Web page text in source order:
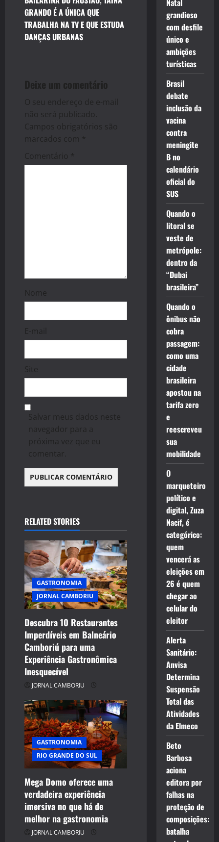
n
a
i
g
a
t
i
GRANDO É A ÚNICA QUE
TRABALHA NA TV E QUE ESTUDA
DANÇAS URBANAS
Deixe um comentário
O seu endereço de e-mail
não será publicado.
Campos obrigatórios são
marcados com *
Comentário *
Nome
E-mail
Site
Salvar meus dados neste
navegador para a
próxima vez que eu
comentar.
RELATED STORIES
GASTRONOMIA
JORNAL CAMBORIU
Descubra 10 Restaurantes
Imperdíveis em Balneário
Camboriú para uma
Experiência Gastronômica
Inesquecível
JORNAL CAMBORIU
GASTRONOMIA
RIO GRANDE DO SUL
Mega Domo oferece uma
verdadeira experiência
imersiva no que há de
melhor na gastronomia
JORNAL CAMBORIU
Natal
grandioso
com desfile
único e
ambições
turísticas
Brasil
debate
inclusão da
vacina
contra
meningite
B no
calendário
oficial do
SUS
Quando o
litoral se
veste de
metrópole:
dentro da
“Dubai
brasileira”
Quando o
ônibus não
cobra
passagem:
como uma
cidade
brasileira
apostou na
tarifa zero
e
reescreveu
sua
mobilidade
O
marqueteiro
político e
digital, Zuza
Nacif, é
categórico:
quem
vencerá as
eleições em
26 é quem
chegar ao
celular do
eleitor
Alerta
Sanitário:
Anvisa
Determina
Suspensão
Total das
Atividades
da Elmeco
Beto
Barbosa
aciona
editora por
falhas na
proteção de
composições:
batalha